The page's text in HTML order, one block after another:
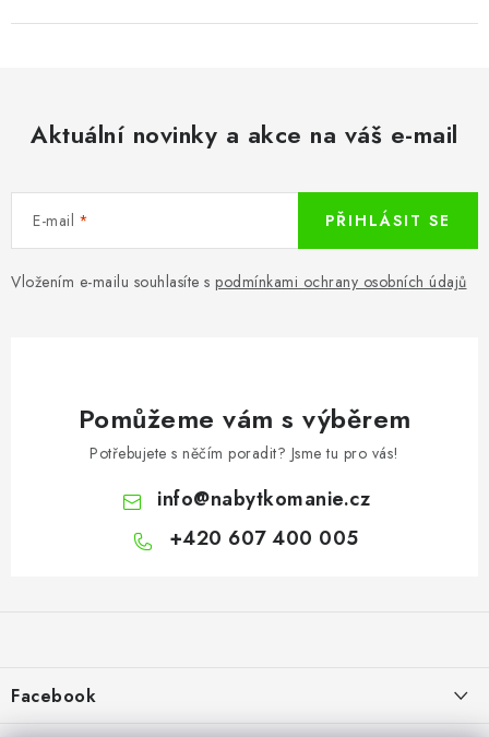
Aktuální novinky a akce na váš e-mail
E-mail
Vložením e-mailu souhlasíte s podmínkami ochrany osobních údajů
PŘIHLÁSIT SE
Pomůžeme vám s výběrem
Potřebujete s něčím poradit? Jsme tu pro vás!
info@nabytkomanie.cz
+420 607 400 005
aFacebook